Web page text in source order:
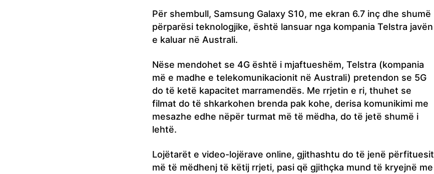
Për shembull, Samsung Galaxy S10, me ekran 6.7 inç dhe shumë
përparësi teknologjike, është lansuar nga kompania Telstra javën
e kaluar në Australi.
Nëse mendohet se 4G është i mjaftueshëm, Telstra (kompania
më e madhe e telekomunikacionit në Australi) pretendon se 5G
do të ketë kapacitet marramendës. Me rrjetin e ri, thuhet se
filmat do të shkarkohen brenda pak kohe, derisa komunikimi me
mesazhe edhe nëpër turmat më të mëdha, do të jetë shumë i
lehtë.
Lojëtarët e video-lojërave online, gjithashtu do të jenë përfituesit
më të mëdhenj të këtij rrjeti, pasi që gjithçka mund të kryejnë me